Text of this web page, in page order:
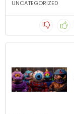
UNCATEGORIZED